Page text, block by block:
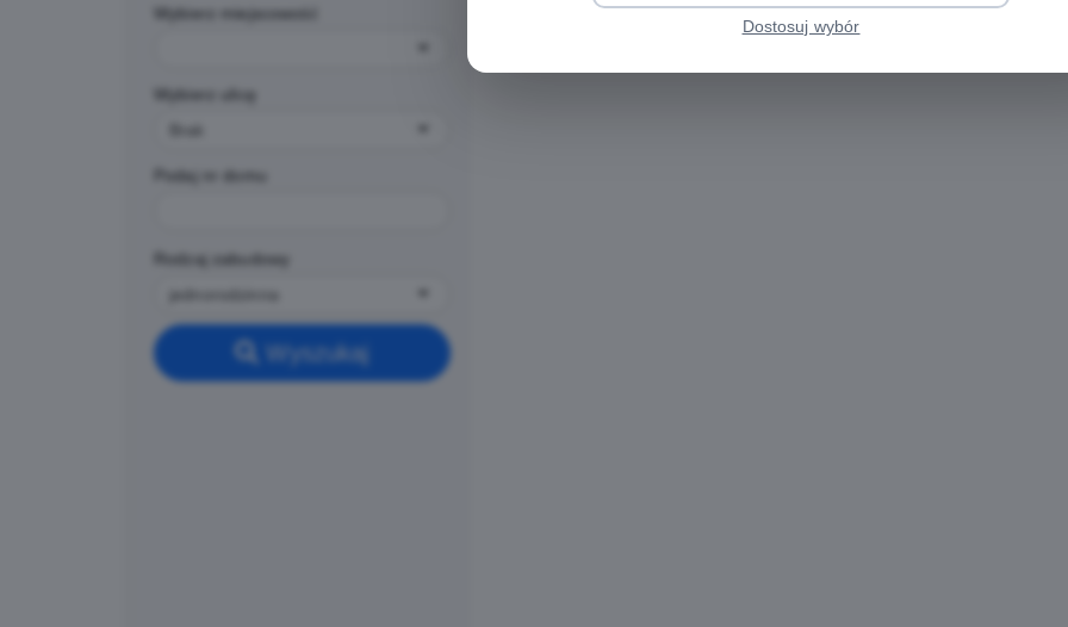
Wybierz miejscowość
Wybierz ulicę
Podaj nr domu
Rodzaj zabudowy
Wyszukaj
Dostosuj wybór